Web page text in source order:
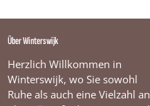
Über Winterswijk
Herzlich Willkommen in
Winterswijk, wo Sie sowohl
Ruhe als auch eine Vielzahl an